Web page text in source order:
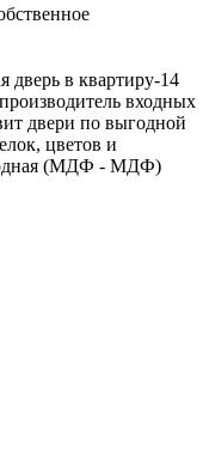
в квартиру-14
входных
двери по выгодной
цветов и
(МДФ - МДФ)